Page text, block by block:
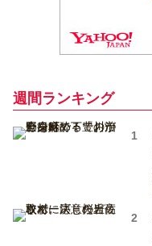
週間ランキング